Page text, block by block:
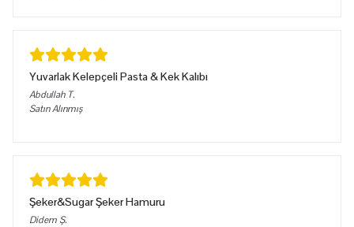
Yuvarlak Kelepçeli Pasta & Kek Kalıbı
Abdullah T.
Satın Alınmış
Şeker&Sugar Şeker Hamuru
Didem Ş.